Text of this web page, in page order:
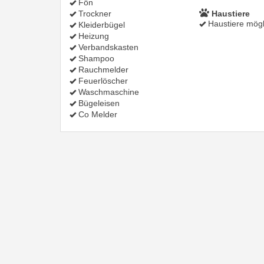
Fön
Trockner
Kleiderbügel
Heizung
Verbandskasten
Shampoo
Rauchmelder
Feuerlöscher
Waschmaschine
Bügeleisen
Co Melder
Haustiere
Haustiere